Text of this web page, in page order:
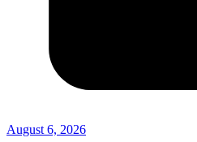
August 6, 2026